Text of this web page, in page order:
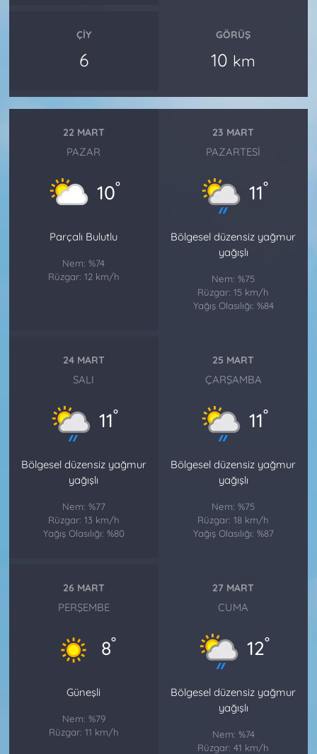
ÇIY
6
GÖRÜŞ
10 km
22 MART
PAZAR
10°
Parçalı Bulutlu
Nem: %74
Rüzgar: 12 km/h
23 MART
PAZARTESI
11°
Bölgesel düzensiz yağmur
yağışlı
Nem: %75
Rüzgar: 15 km/h
Yağış Olasılığı: %84
24 MART
SALI
11°
Bölgesel düzensiz yağmur
yağışlı
Nem: %77
Rüzgar: 13 km/h
Yağış Olasılığı: %80
25 MART
ÇARŞAMBA
11°
Bölgesel düzensiz yağmur
yağışlı
Nem: %75
Rüzgar: 18 km/h
Yağış Olasılığı: %87
26 MART
PERŞEMBE
8°
Güneşli
Nem: %79
Rüzgar: 11 km/h
27 MART
CUMA
12°
Bölgesel düzensiz yağmur
yağışlı
Nem: %74
Rüzgar: 41 km/h